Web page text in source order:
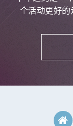
个活动更好的